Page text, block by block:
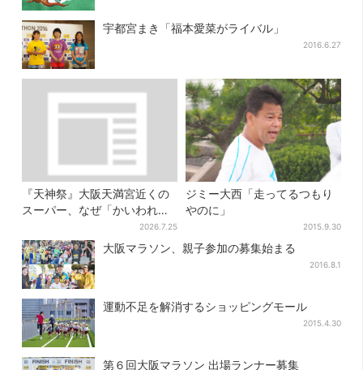
宇都宮まき「福本愛菜がライバル」
2016.6.27
『天神祭』大阪天満宮近くの
スーパー、なぜ「かいわれ」
が山積み？ 実は昔ながらの食
文化
2026.7.25
ジミー大西「走ってるつもり
やのに」
2015.9.30
大阪マラソン、親子参加の募集始まる
2016.8.1
運動不足を解消するショッピングモール
2015.4.30
第６回大阪マラソン 出場ランナー募集